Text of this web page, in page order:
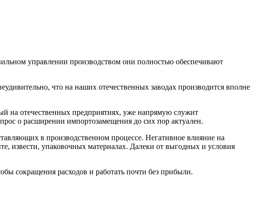
управлении производством они полностью обеспечивают
что на наших отечественных заводах производится вполне
на отечественных предприятиях, уже напрямую служит
о расширении импортозамещения до сих пор актуален.
в производственном процессе. Негативное влияние на
извести, упаковочных материалах. Далеки от выгодных и условия
сокращения расходов и работать почти без прибыли.